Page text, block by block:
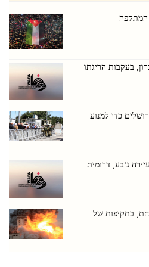
גינה את מתקפת הכיב ...
אדמות ולעקור עצי ז ...
היא הסלמה מאורגנת ...
שממזרח לשכם
בבקעת הירדן הצפוני ...
ממחוז חברון
המתקפה
בעקבות הריגתו
כדי למנוע
ג'בע, דרומית
משפחה אחת, בתקיפות של